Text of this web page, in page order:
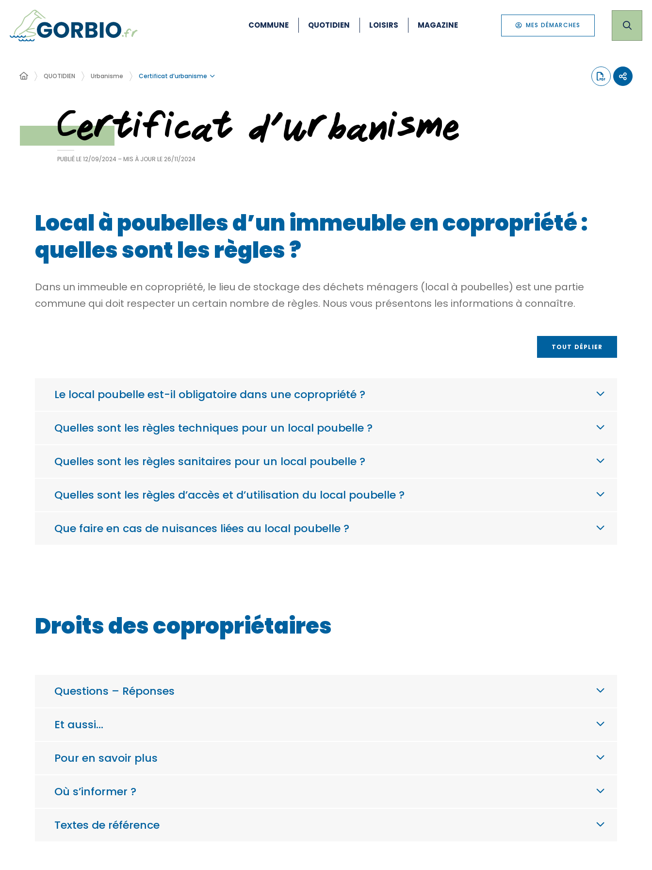
COMMUNE QUOTIDIEN LOISIRS MAGAZINE MES DÉMARCHES
QUOTIDIEN Urbanisme Certificat d’urbanisme
Certificat d’urbanisme
PUBLIÉ LE12/09/2024 – MIS À JOUR LE 26/11/2024
Local à poubelles d’un immeuble en copropriété :
quelles sont les règles ?
Dans un immeuble en copropriété, le lieu de stockage des déchets ménagers (local à poubelles) est une partie
commune qui doit respecter un certain nombre de règles. Nous vous présentons les informations à connaître.
TOUT DÉPLIER
Le local poubelle est-il obligatoire dans une copropriété ?
Quelles sont les règles techniques pour un local poubelle ?
Quelles sont les règles sanitaires pour un local poubelle ?
Quelles sont les règles d’accès et d’utilisation du local poubelle ?
Que faire en cas de nuisances liées au local poubelle ?
Droits des copropriétaires
Questions – Réponses
Et aussi…
Pour en savoir plus
Où s’informer ?
Textes de référence